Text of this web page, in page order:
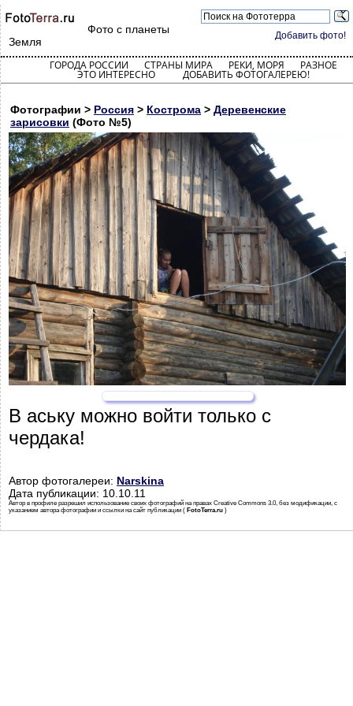
Добавить фото!
Фото с планеты
Земля
ГОРОДА РОССИИ СТРАНЫ МИРА РЕКИ, МОРЯ РАЗНОЕ
ЭТО ИНТЕРЕСНО ДОБАВИТЬ ФОТОГАЛЕРЕЮ!
Фотографии > Россия > Кострома > Деревенские
зарисовки (Фото №5)
В аську можно войти только с
чердака!
Автор фотогалереи: Narskina
Дата публикации: 10.10.11
Автор в профиле разрешил использование своих фотографий на правах Creative Commons 3.0, без модификации, с
указанием автора фотографии и ссылки на сайт публикации ( FotoTerra.ru )